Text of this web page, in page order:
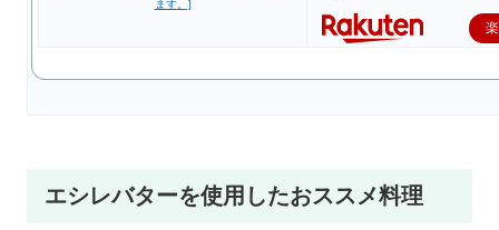
エシレバターを使用したおススメ料理